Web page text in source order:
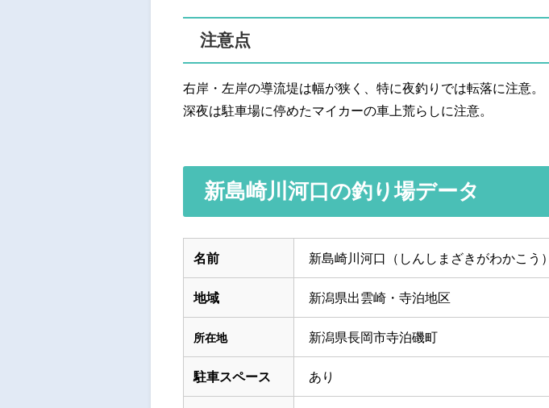
注意点
右岸・左岸の導流堤は幅が狭く、特に夜釣りでは転落に注意。
深夜は駐車場に停めたマイカーの車上荒らしに注意。
新島崎川河口の釣り場データ
名前 新島崎川河口（しんしまざきがわかこう）
地域 新潟県出雲崎・寺泊地区
所在地 新潟県長岡市寺泊磯町
駐車スペース あり